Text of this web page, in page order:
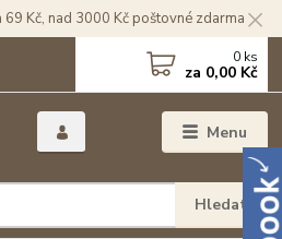
Kč, nad 3000 Kč poštovné zdarma
Menu
Hledat
0 ks
za 0,00 Kč